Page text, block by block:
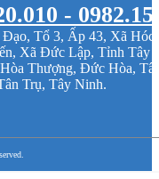
-
Tổ 3, Ấp 43, Xã Hóc
Xã Đức Lập, Tỉnh Tây
Thượng, Đức Hòa,
Trụ, Tây Ninh.